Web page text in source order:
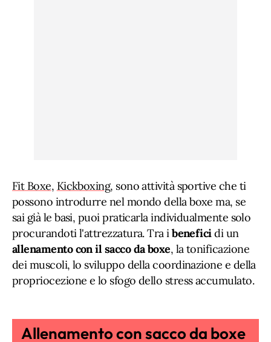
Fit Boxe, Kickboxing, sono attività sportive che ti
possono introdurre nel mondo della boxe ma, se
sai già le basi, puoi praticarla individualmente solo
procurandoti l'attrezzatura. Tra ibeneficidi un
allenamento con il sacco da boxe, la tonificazione
dei muscoli, lo sviluppo della coordinazione e della
propriocezione e lo sfogo dello stress accumulato.
Allenamento con sacco da boxe